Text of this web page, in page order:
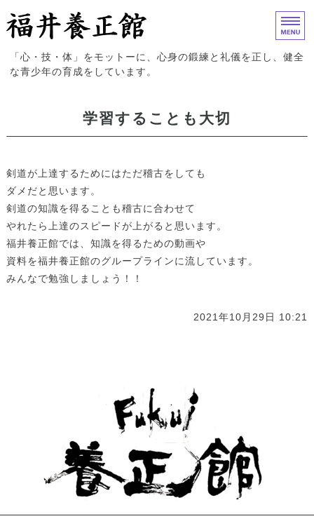
福井養正館｜心身の鍛練と礼
「心・技・体」をモットーに、心身の鍛練と礼儀を正し、健全
な青少年の育成をしています。
入門案内
試合結果
道場概要
お問い合わせ
学習することも大切
剣道が上達するためにはただ稽古をしても
ダメだと思います。
剣道の知識を得ることも稽古に合わせて
やれたら上達のスピードが上がると思います。
福井養正館では、知識を得るための動画や
資料を福井養正館のグループラインに流しています。
みんなで勉強しましょう！！
2021年10月29日 10:21